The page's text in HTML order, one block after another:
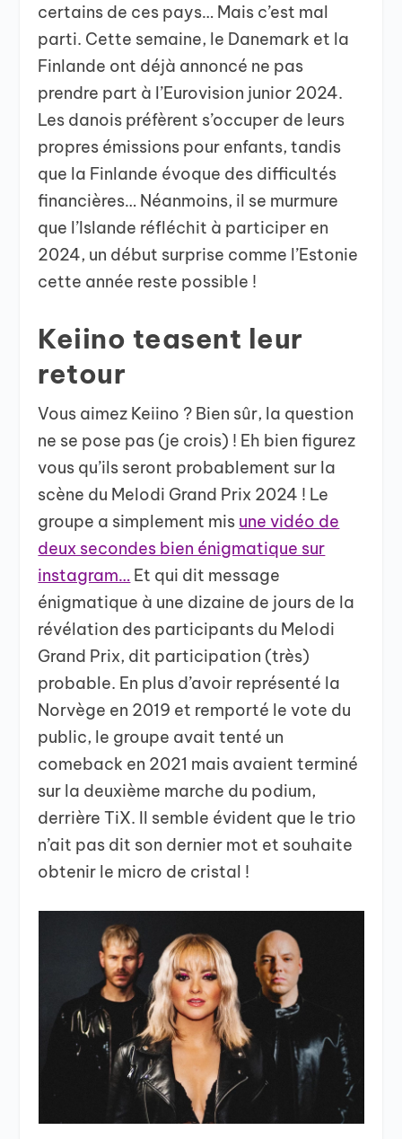
certains de ces pays… Mais c’est mal
parti. Cette semaine, le Danemark et la
Finlande ont déjà annoncé ne pas
prendre part à l’Eurovision junior 2024.
Les danois préfèrent s’occuper de leurs
propres émissions pour enfants, tandis
que la Finlande évoque des difficultés
financières… Néanmoins, il se murmure
que l’Islande réfléchit à participer en
2024, un début surprise comme l’Estonie
cette année reste possible !
Keiino teasent leur
retour
Vous aimez Keiino ? Bien sûr, la question
ne se pose pas (je crois) ! Eh bien figurez
vous qu’ils seront probablement sur la
scène du Melodi Grand Prix 2024 ! Le
groupe a simplement mis une vidéo de
deux secondes bien énigmatique sur
instagram… Et qui dit message
énigmatique à une dizaine de jours de la
révélation des participants du Melodi
Grand Prix, dit participation (très)
probable. En plus d’avoir représenté la
Norvège en 2019 et remporté le vote du
public, le groupe avait tenté un
comeback en 2021 mais avaient terminé
sur la deuxième marche du podium,
derrière TiX. Il semble évident que le trio
n’ait pas dit son dernier mot et souhaite
obtenir le micro de cristal !